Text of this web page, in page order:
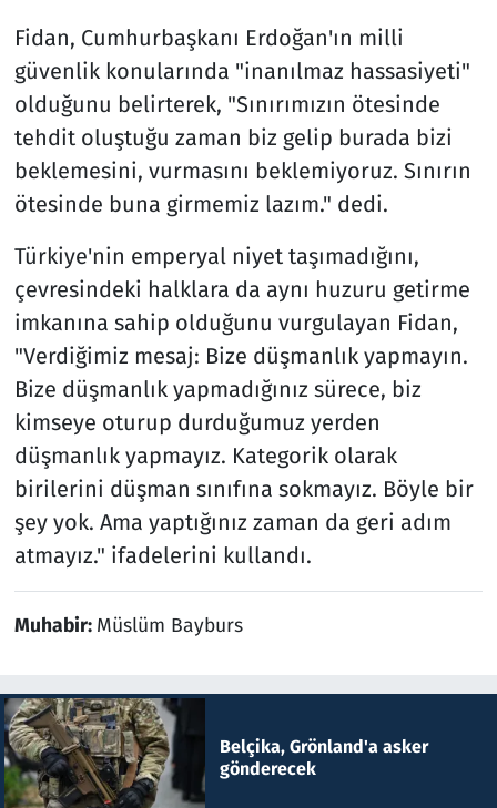
Fidan, Cumhurbaşkanı Erdoğan'ın milli
güvenlik konularında "inanılmaz hassasiyeti"
olduğunu belirterek, "Sınırımızın ötesinde
tehdit oluştuğu zaman biz gelip burada bizi
beklemesini, vurmasını beklemiyoruz. Sınırın
ötesinde buna girmemiz lazım." dedi.
Türkiye'nin emperyal niyet taşımadığını,
çevresindeki halklara da aynı huzuru getirme
imkanına sahip olduğunu vurgulayan Fidan,
"Verdiğimiz mesaj: Bize düşmanlık yapmayın.
Bize düşmanlık yapmadığınız sürece, biz
kimseye oturup durduğumuz yerden
düşmanlık yapmayız. Kategorik olarak
birilerini düşman sınıfına sokmayız. Böyle bir
şey yok. Ama yaptığınız zaman da geri adım
atmayız." ifadelerini kullandı.
Muhabir: Müslüm Bayburs
Belçika, Grönland'a asker
gönderecek